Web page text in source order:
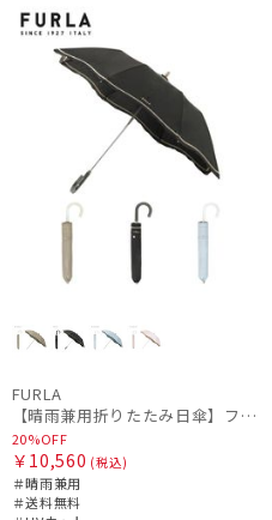
ル
料
FURLA
【晴雨兼用折りたたみ日傘】フルラ (FURLA) ジッパー刺繍
20%OFF
￥10,560 (税込)
＃晴雨兼用
＃送料無料